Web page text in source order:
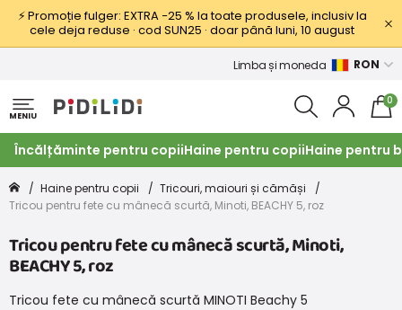
⚡ Promoție fulger: EXTRA −25 % la toate produsele, inclusiv la
cele deja reduse · cod SUN25 · doar până luni, 10 august
Limba și moneda RON
MENIU
0
Încălțăminte pentru copiiHaine pentru copiiHaine pentru
Haine pentru copii
Tricouri, maiouri și cămăși
Tricou pentru fete cu mânecă scurtă, Minoti, BEACHY 5, roz
Tricou pentru fete cu mânecă scurtă, Minoti,
BEACHY 5, roz
Tricou fete cu mânecă scurtă MINOTI Beachy 5